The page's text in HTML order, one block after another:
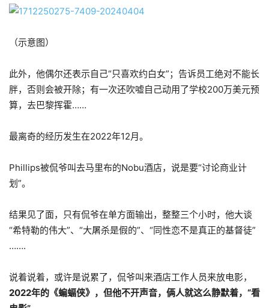
（示意图）
此外，他偶尔还表示自己“只喜欢约白女”；告诉员工绝对不能长
胖，否则会被开除；有一次还吹嘘自己动用了学校200万美元预
算，去巴黎挥霍……
最离奇的经历发生在2022年12月。
Phillips被侃爷叫去马里布的Nobu酒店，说是要“讨论商业计
划”。
结果见了面，只有侃爷在单方面输出，整整三个小时，他大谈
“希特勒的伟大”、“大屠杀是假的”、“同性恋不是真正的基督徒”
…….
说着说着，或许是说累了，侃爷叫来酒店工作人员来放电影，
2022年的《蝙蝠侠》，但他不开声音，俩人就这么静默着，“看